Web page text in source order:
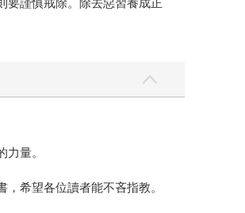
要謹慎戒除。除去惡習養成正
量。
希望各位讀者能不吝指教。